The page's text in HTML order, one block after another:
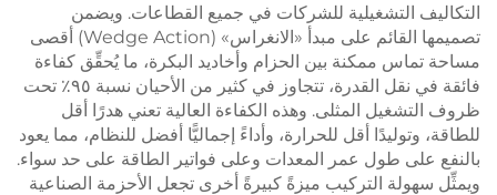
التكاليف التشغيلية للشركات في جميع القطاعات. ويضمن
تصميمها القائم على مبدأ «الانغراس» (Wedge Action) أقصى
مساحة تماس ممكنة بين الحزام وأخاديد البكرة، ما يُحقِّق كفاءة
فائقة في نقل القدرة، تتجاوز في كثير من الأحيان نسبة ٩٥٪ تحت
ظروف التشغيل المثلى. وهذه الكفاءة العالية تعني هدرًا أقل
للطاقة، وتوليدًا أقل للحرارة، وأداءً إجماليًّا أفضل للنظام، مما يعود
بالنفع على طول عمر المعدات وعلى فواتير الطاقة على حد سواء.
ويمثِّل سهولة التركيب ميزةً كبيرةً أخرى تجعل الأحزمة الصناعية